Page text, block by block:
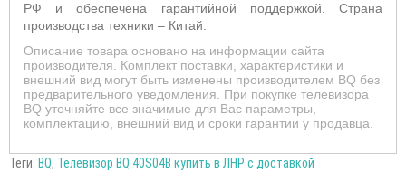
РФ и обеспечена гарантийной поддержкой. Страна
производства техники – Китай.
Описание товара основано на информации сайта
производителя. Комплект поставки, характеристики и
внешний вид могут быть изменены производителем BQ без
предварительного уведомления. При покупке телевизора
BQ уточняйте все значимые для Вас параметры,
комплектацию, внешний вид и сроки гарантии у продавца.
Теги: BQ, Телевизор BQ 40S04B купить в ЛНР с доставкой